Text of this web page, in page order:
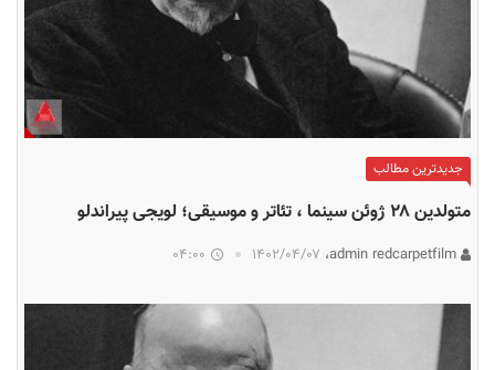
جدیدترین مطالب
متولدین ۲۸ ژوئن سینما ، تئاتر و موسیقی؛ لویجی پیراندلو
۱۴۰۲/۰۴/۰۷ 04:00